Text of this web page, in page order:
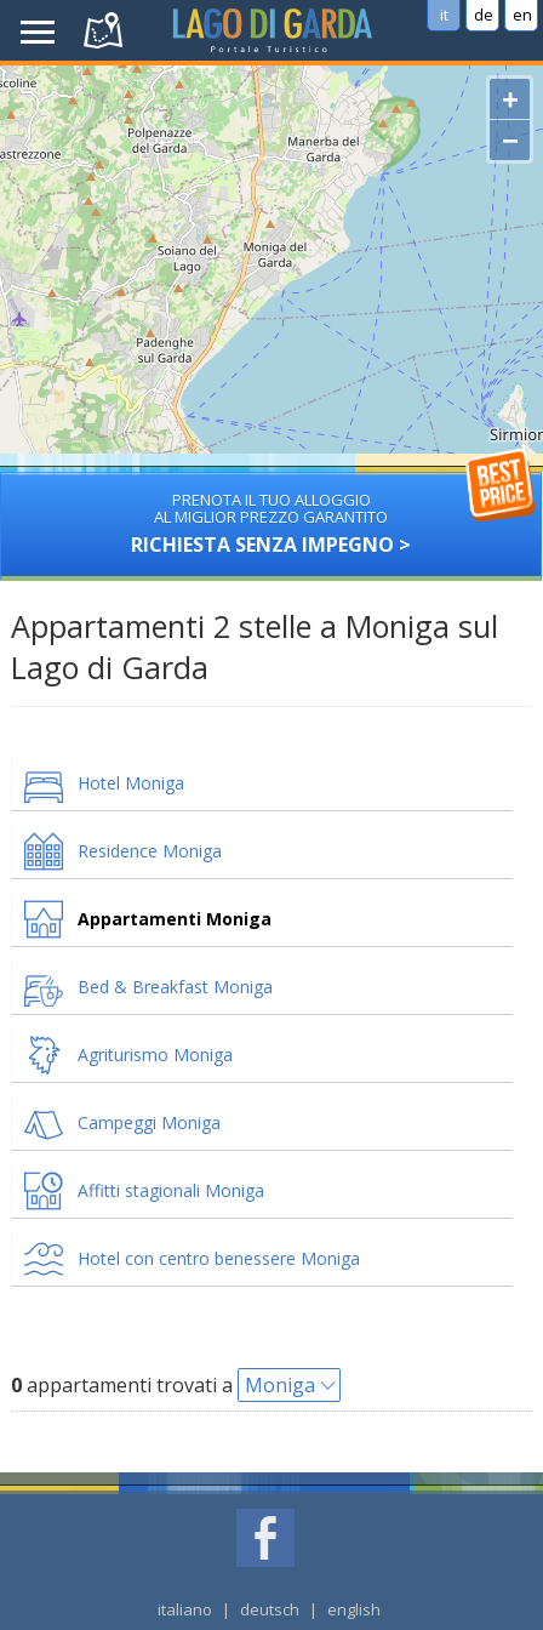
it de en
+
−
PRENOTA IL TUO ALLOGGIO
AL MIGLIOR PREZZO GARANTITO
RICHIESTA SENZA IMPEGNO >
Appartamenti 2 stelle a Moniga sul
Lago di Garda
Hotel Moniga
Residence Moniga
Appartamenti Moniga
Bed & Breakfast Moniga
Agriturismo Moniga
Campeggi Moniga
Affitti stagionali Moniga
Hotel con centro benessere Moniga
0appartamenti trovati a Moniga
italiano | deutsch | english